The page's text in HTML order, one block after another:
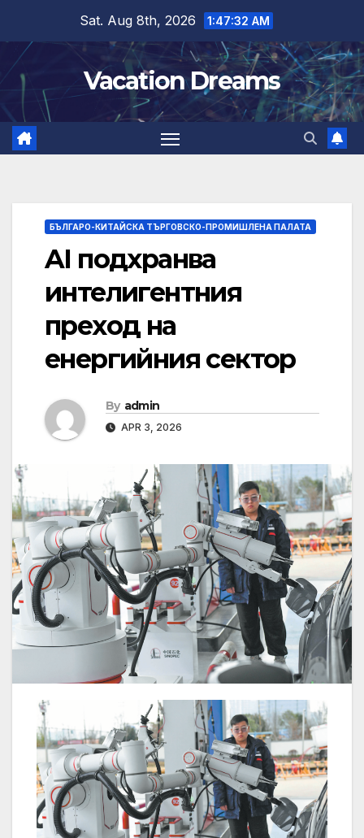
content
Sat. Aug 8th, 2026 1:47:33 AM
Vacation Dreams
БЪЛГАРО-КИТАЙСКА ТЪРГОВСКО-ПРОМИШЛЕНА ПАЛАТА
AI подхранва
интелигентния
преход на
енергийния сектор
By admin
APR 3, 2026